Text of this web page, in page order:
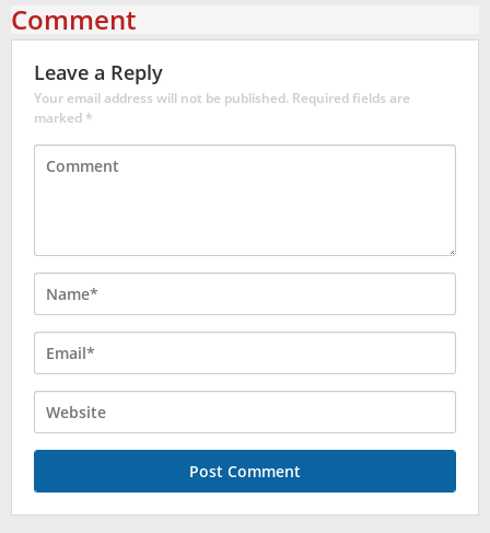
Comment
Leave a Reply
Your email address will not be published. Required fields are
marked*